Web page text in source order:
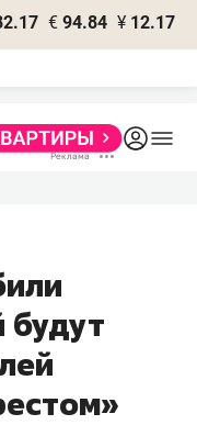
€ 94.84 ¥ 12.17
будут